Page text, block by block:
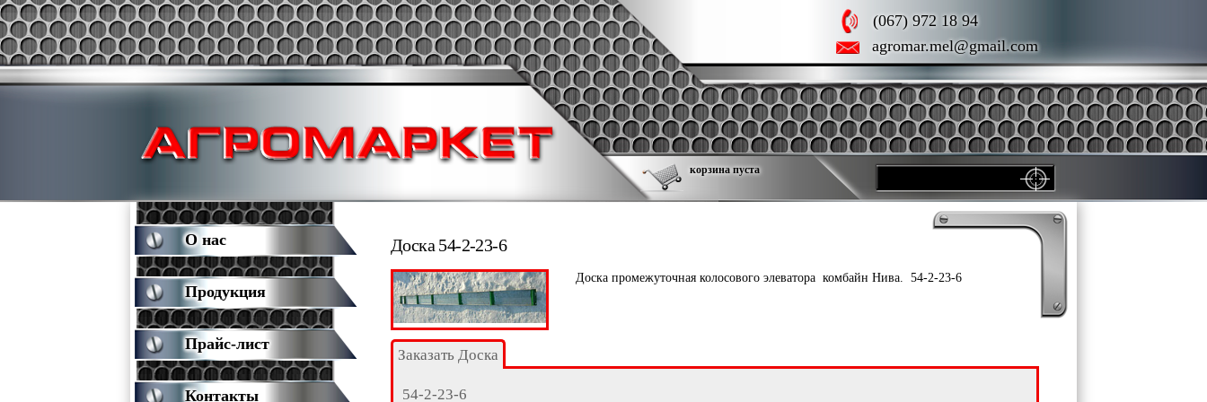
(067) 972 18 94
agromar.mel@gmail.com
корзина пуста
Доска 54-2-23-6
Доска промежуточная колосового элеватора комбайн Нива. 54-2-23-6
Заказать Доска
54-2-23-6
О нас
Продукция
Прайс-лист
Контакты